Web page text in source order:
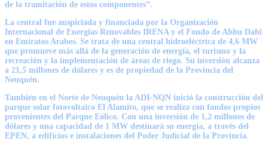
de la tramitación de estos componentes”.
La central fue auspiciada y financiada por la Organización
Internacional de Energías Renovables IRENA y el Fondo de Abhu Dabi
en Emiratos Arabes. Se trata de una central hidroeléctrica de 4,6 MW
que promueve más allá de la generación de energía, el turismo y la
recreación y la implementación de áreas de riego. Su inversión alcanza
a 21,5 millones de dólares y es de propiedad de la Provincia del
Neuquén.
También en el Norte de Neuquén la ADI-NQN inició la construcción del
parque solar fotovoltaico El Alamito, que se realiza con fondos propios
provenientes del Parque Eólico. Con una inversión de 1,2 millones de
dólares y una capacidad de 1 MW destinará su energía, a través del
EPEN, a edificios e instalaciones del Poder Judicial de la Provincia.